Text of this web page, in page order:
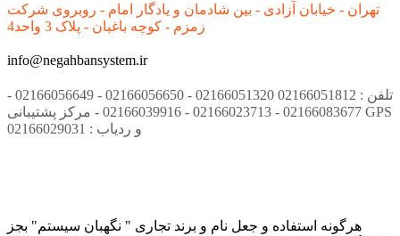
تهران - خیابان آزادی - بین شادمان و یادگار امام - روبروی شرکت
زمزم - کوچه باغبان - پلاک 3 واحد4
info@negahbansystem.ir
تلفن : 02166051812 02166051320 - 02166056650 - 02166056649 -
02166083677 - 02166023713 - 02166039916 - مرکز پشتیبانی GPS
و ردیاب : 02166029031
هرگونه استفاده و جعل نام و برند تجاری " نگهبان سیستم" بجز